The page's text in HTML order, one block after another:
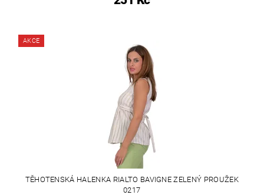
AKCE
TĚHOTENSKÁ HALENKA RIALTO BAVIGNE ZELENÝ PROUŽEK
0217